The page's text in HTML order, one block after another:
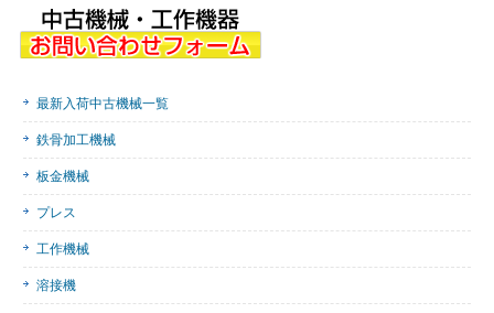
最新入荷中古機械一覧
鉄骨加工機械
板金機械
プレス
工作機械
溶接機